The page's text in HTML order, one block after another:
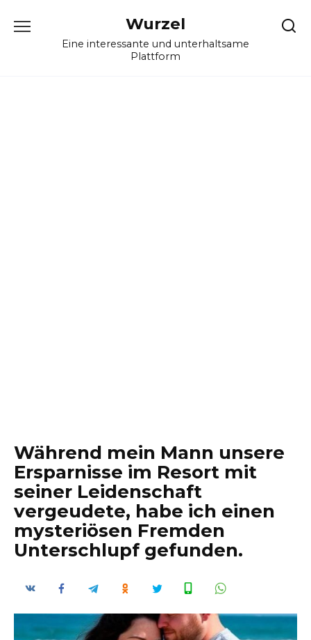
Wurzel
Eine interessante und unterhaltsame
Plattform
Während mein Mann unsere
Ersparnisse im Resort mit
seiner Leidenschaft
vergeudete, habe ich einen
mysteriösen Fremden
Unterschlupf gefunden.